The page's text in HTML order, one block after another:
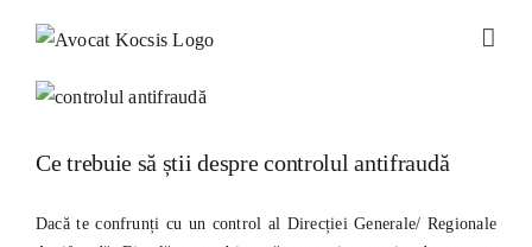
content
View
Image
Ce trebuie să știi despre controlul antifraudă
Dacă te confrunți cu un control al Direcției Generale/ Regionale